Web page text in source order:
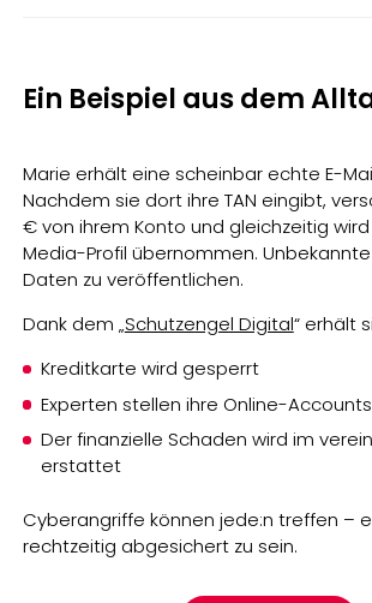
Ein Beispiel aus dem
Marie erhält eine scheinbar echte E-
Nachdem sie dort ihre TAN eingibt,
€ von ihrem Konto und gleichzeitig
Media-Profil übernommen.
Daten zu veröffentlichen.
Dank dem „Schutzengel Digital“ erhält
Kreditkarte wird gesperrt
Experten stellen ihre Online-
Der finanzielle Schaden wird im
erstattet
Cyberangriffe können jede:n treffen –
rechtzeitig abgesichert zu sein.